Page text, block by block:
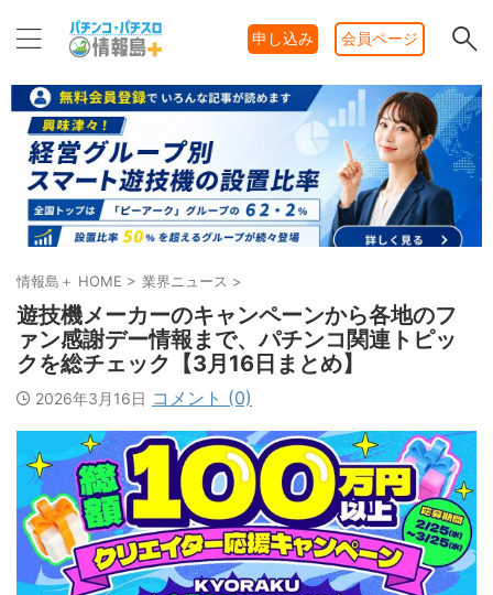
申し込み 会員ページ
情報島＋ HOME > 業界ニュース >
遊技機メーカーのキャンペーンから各地のフ
ァン感謝デー情報まで、パチンコ関連トピッ
クを総チェック【3月16日まとめ】
2026年3月16日 コメント (0)